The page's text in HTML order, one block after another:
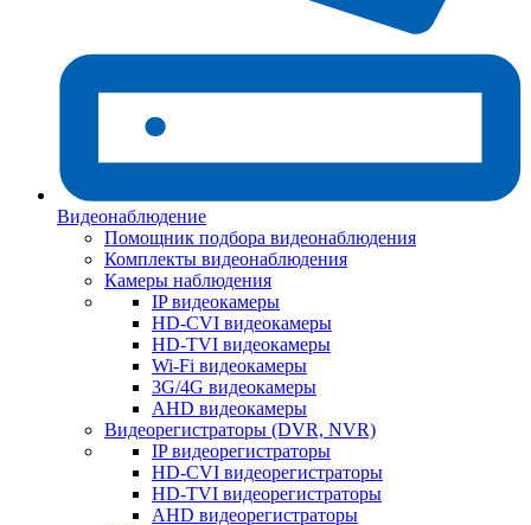
Видеонаблюдение
Помощник подбора видеонаблюдения
Комплекты видеонаблюдения
Камеры наблюдения
IP видеокамеры
HD-CVI видеокамеры
HD-TVI видеокамеры
Wi-Fi видеокамеры
3G/4G видеокамеры
AHD видеокамеры
Видеорегистраторы (DVR, NVR)
IP видеорегистраторы
HD-CVI видеорегистраторы
HD-TVI видеорегистраторы
AHD видеорегистраторы